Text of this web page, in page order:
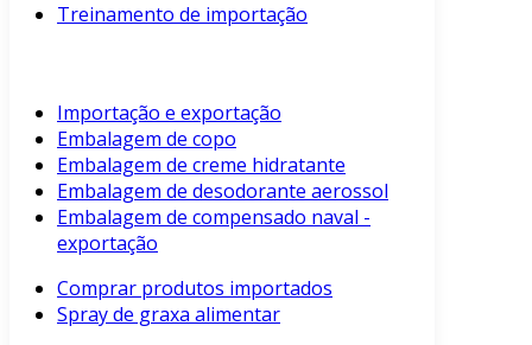
Treinamento de importação
Importação e exportação
Embalagem de copo
Embalagem de creme hidratante
Embalagem de desodorante aerossol
Embalagem de compensado naval -
exportação
Comprar produtos importados
Spray de graxa alimentar